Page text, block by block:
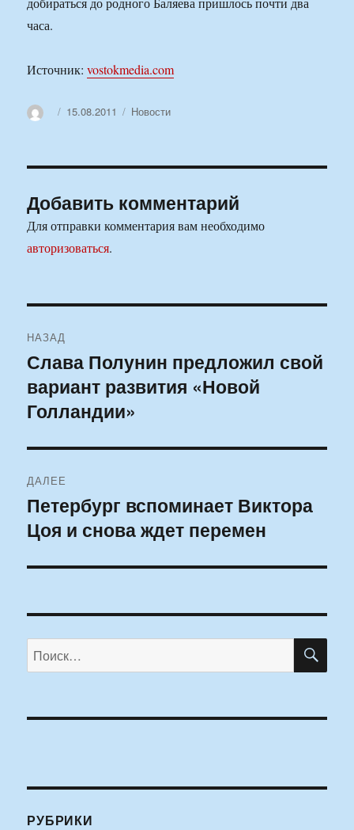
часа.
Источник:vostokmedia.com
АвторОпубликовано
15.08.2011 Рубрики
Новости
Добавить комментарий
Для отправки комментария вам необходимо
авторизоваться.
по
записям
НАЗАД
Предыдущая
запись:
Слава Полунин предложил свой
вариант развития «Новой
Голландии»
ДАЛЕЕ
Следующая
запись:
Петербург вспоминает Виктора
Цоя и снова ждет перемен
Искать:
РУБРИКИ